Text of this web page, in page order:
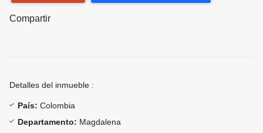
Compartir
Detalles del inmueble :
País: Colombia
Departamento: Magdalena